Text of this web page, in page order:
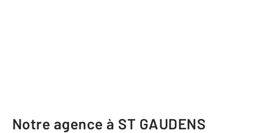
Notre agence à ST GAUDENS